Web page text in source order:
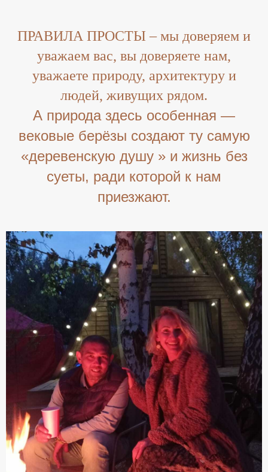
ПРАВИЛА ПРОСТЫ – мы доверяем и
уважаем вас, вы доверяете нам,
уважаете природу, архитектуру и
людей, живущих рядом.
А природа здесь особенная —
вековые берёзы создают ту самую
«деревенскую душу » и жизнь без
суеты, ради которой к нам
приезжают.